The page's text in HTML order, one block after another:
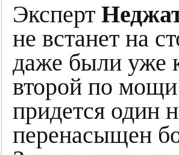
Эксперт
не встанет на
даже были уже
второй по
придется один
перенасыщен